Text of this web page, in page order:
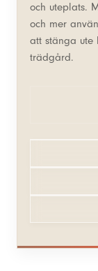
och uteplats.
och mer
att stänga ute
trädgård.